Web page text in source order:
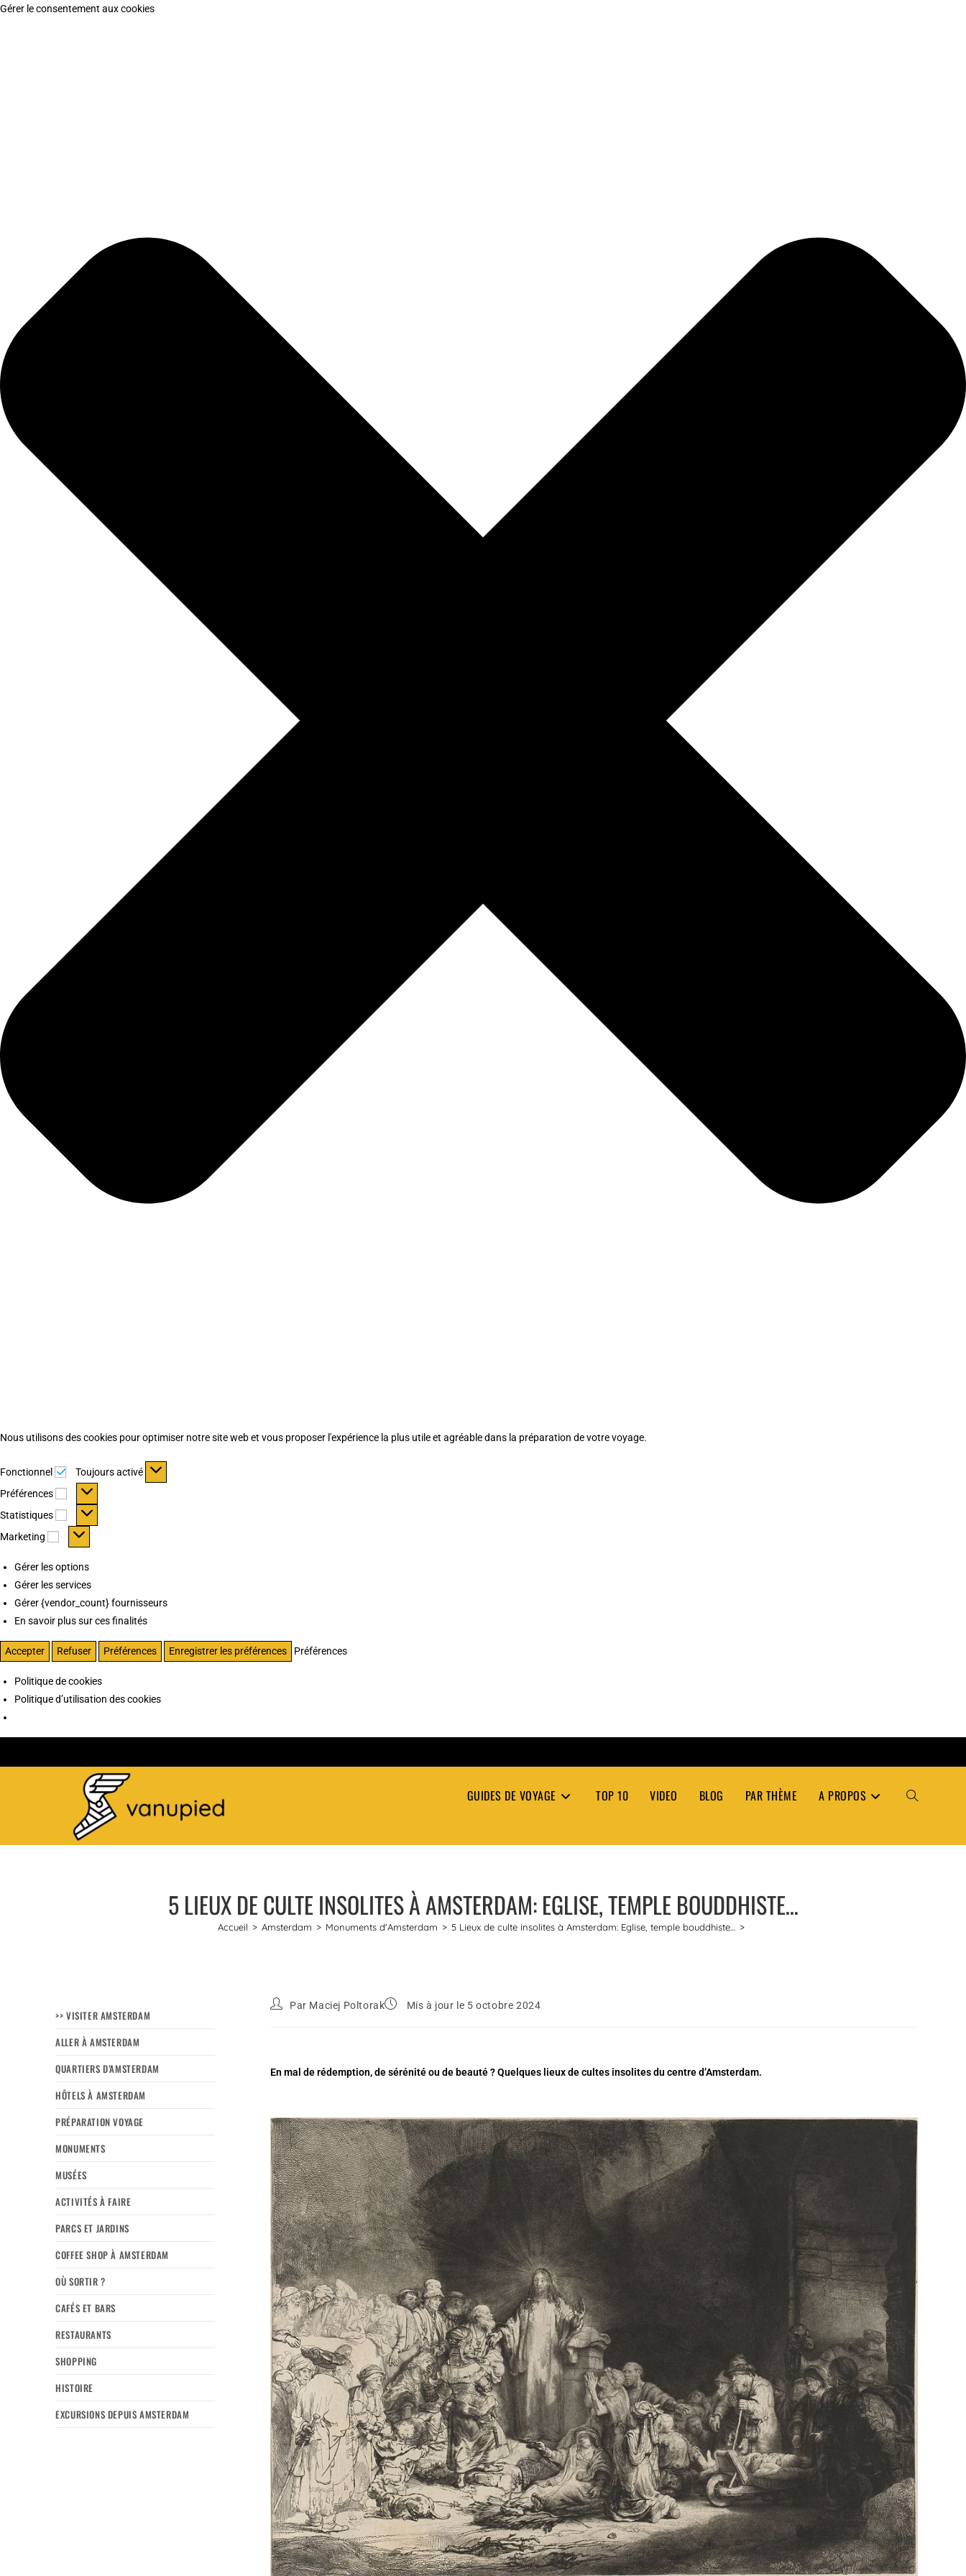
Gérer le consentement aux cookies
Nous utilisons des cookies pour optimiser notre site web et vous proposer l'expérience la plus utile et agréable dans la préparation de votre voyage.
Fonctionnel Fonctionnel
Toujours activé
Préférences
Préférences
Statistiques Statistiques
Marketing Marketing
Gérer les options
Gérer les services
Gérer {vendor_count} fournisseurs
En savoir plus sur ces finalités
Accepter Refuser Préférences Enregistrer les préférences Préférences
Politique de cookies
Politique d’utilisation des cookies
GUIDES DE VOYAGE TOP 10 VIDEO BLOG PAR THÈME A PROPOS TOGGLE
5 LIEUX DE CULTE INSOLITES À AMSTERDAM: EGLISE, TEMPLE BOUDDHISTE…
Accueil > Amsterdam > Monuments d'Amsterdam > 5 Lieux de culte insolites à Amsterdam: Eglise, temple bouddhiste… >
>> VISITER AMSTERDAM
ALLER À AMSTERDAM
QUARTIERS D’AMSTERDAM
HÔTELS À AMSTERDAM
PRÉPARATION VOYAGE
MONUMENTS
MUSÉES
ACTIVITÉS À FAIRE
PARCS ET JARDINS
COFFEE SHOP À AMSTERDAM
OÙ SORTIR ?
CAFÉS ET BARS
RESTAURANTS
SHOPPING
HISTOIRE
EXCURSIONS DEPUIS AMSTERDAM
Par Maciej Poltorak Mis à jour le 5 octobre 2024
En mal de rédemption, de sérénité ou de beauté ? Quelques lieux de cultes insolites du centre d’Amsterdam.